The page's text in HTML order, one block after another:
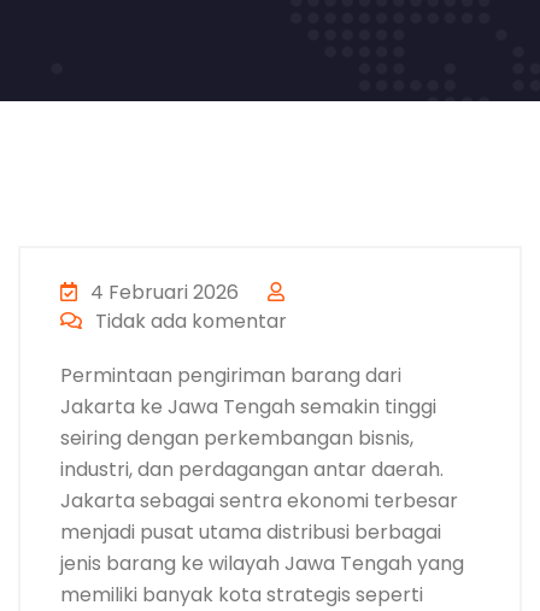
4 Februari 2026
Tidak ada komentar
Permintaan pengiriman barang dari
Jakarta ke Jawa Tengah semakin tinggi
seiring dengan perkembangan bisnis,
industri, dan perdagangan antar daerah.
Jakarta sebagai sentra ekonomi terbesar
menjadi pusat utama distribusi berbagai
jenis barang ke wilayah Jawa Tengah yang
memiliki banyak kota strategis seperti